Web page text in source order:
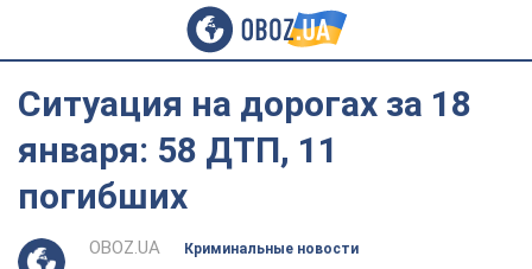
Ситуация на дорогах за 18
января: 58 ДТП, 11
погибших
OBOZ.UA
Криминальные новости